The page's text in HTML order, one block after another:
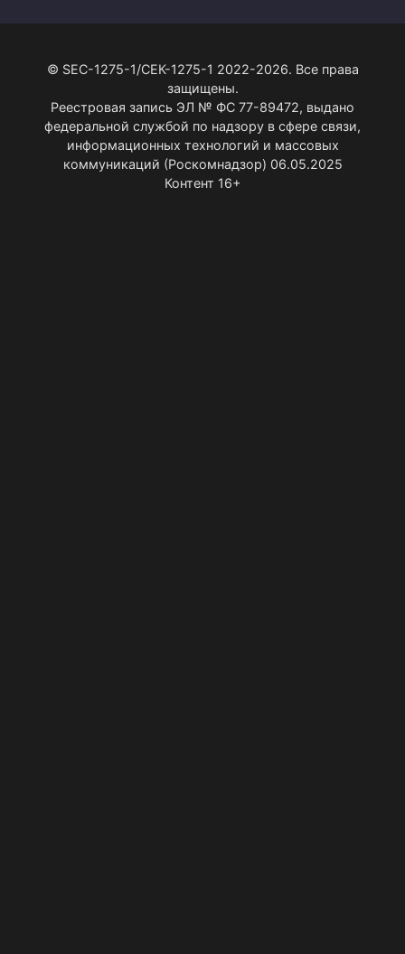
© SEC-1275-1/СЕК-1275-1 2022-2026. Все права
защищены.
Реестровая запись ЭЛ № ФС 77-89472, выдано
федеральной службой по надзору в сфере связи,
информационных технологий и массовых
коммуникаций (Роскомнадзор) 06.05.2025
Контент 16+